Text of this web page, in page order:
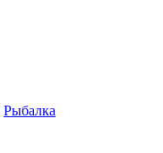
Рыбалка